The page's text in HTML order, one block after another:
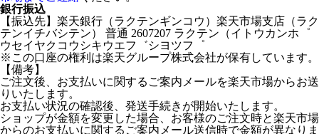
銀行振込
【振込先】楽天銀行（ラクテンギンコウ）楽天市場支店（ラク
テンイチバシテン） 普通 2607207 ラクテン（イトウカンホ゜
ウセイヤクコウシキウエフ゛シヨツフ゜
※この口座の権利は楽天グループ株式会社が保有しています。
【備考】
ご注文後、お支払いに関するご案内メールを楽天市場からお送
りいたします。
お支払い状況の確認後、発送手続きが開始いたします。
ショップが金額を変更した場合、お客様のご注文時と楽天市場
からのお支払いに関するご案内メール送信時で金額が異なりま